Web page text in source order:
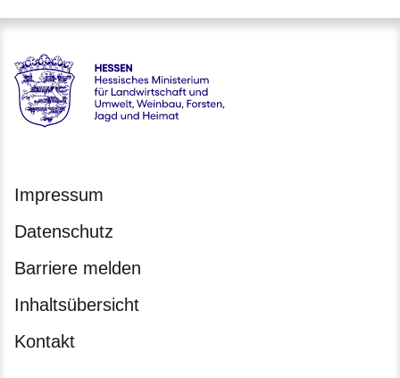
Hessen - Hessisches Ministerium für Landwirtschaft und
Impressum
Datenschutz
Barriere melden
Inhaltsübersicht
Kontakt